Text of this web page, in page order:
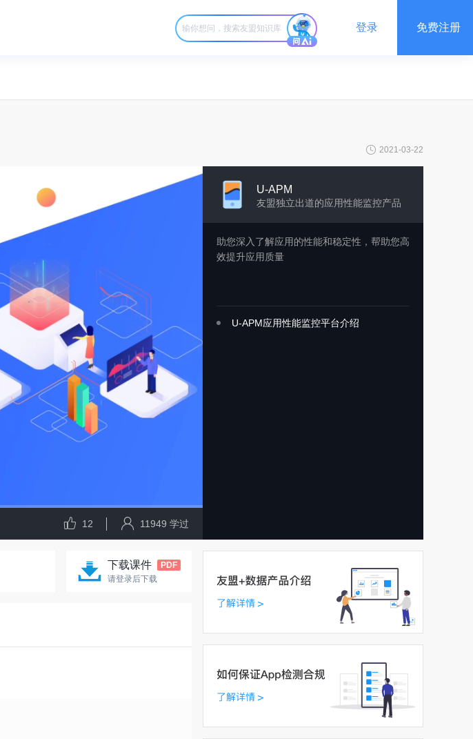
登录 免费注册
2021-03-22
11949 学过
12
U-APM
友盟独立出道的应用性能监控产品
助您深入了解应用的性能和稳定性，帮助您高
效提升应用质量
U-APM应用性能监控平台介绍
下载课件
PDF
请登录后下载